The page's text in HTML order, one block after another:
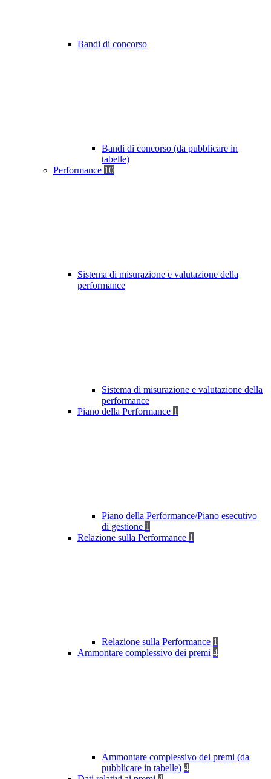
Bandi di concorso
Bandi di concorso (da pubblicare in
tabelle)
Performance 10
Sistema di misurazione e valutazione della
performance
Sistema di misurazione e valutazione della
performance
Piano della Performance 1
Piano della Performance/Piano esecutivo
di gestione 1
Relazione sulla Performance 1
Relazione sulla Performance 1
Ammontare complessivo dei premi 4
Ammontare complessivo dei premi (da
pubblicare in tabelle) 4